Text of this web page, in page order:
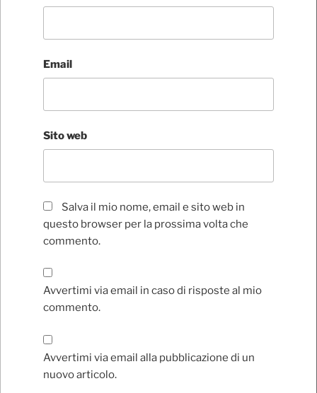
Email
Sito web
Salva il mio nome, email e sito web in
questo browser per la prossima volta che
commento.
Avvertimi via email in caso di risposte al mio
commento.
Avvertimi via email alla pubblicazione di un
nuovo articolo.